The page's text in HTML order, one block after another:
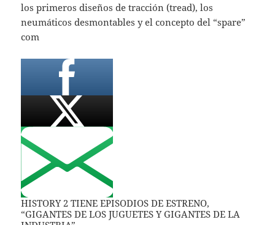
los primeros diseños de tracción (tread), los
neumáticos desmontables y el concepto del “spare”
com
HISTORY 2 TIENE EPISODIOS DE ESTRENO,
“GIGANTES DE LOS JUGUETES Y GIGANTES DE LA